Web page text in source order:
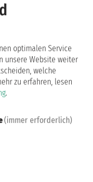
78 Paare
allen
Latein
Meisterschaft
optimalen Service
unsere Website weiter
welche
zu erfahren, lesen
.
(immer erforderlich)